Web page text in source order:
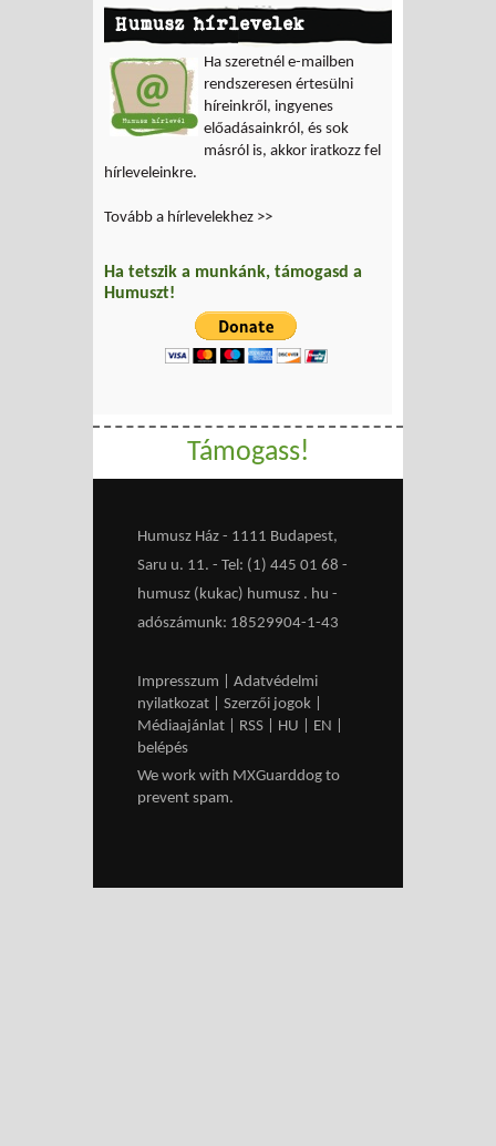
Humusz hírlevelek
Ha szeretnél e-mailben
rendszeresen értesülni
híreinkről, ingyenes
előadásainkról, és sok
másról is, akkor iratkozz fel
hírleveleinkre.
Tovább a hírlevelekhez >>
Ha tetszik a munkánk, támogasd a
Humuszt!
Támogass!
Humusz Ház - 1111 Budapest,
Saru u. 11. - Tel: (1) 445 01 68 -
humusz (kukac) humusz . hu -
adószámunk: 18529904-1-43
Impresszum
Adatvédelmi
nyilatkozat
Szerzői jogok
Médiaajánlat
RSS HU EN
belépés
We work with MXGuarddog to
prevent spam.